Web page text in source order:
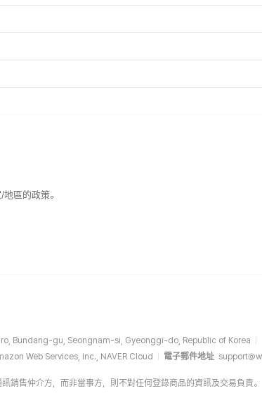
區的政策。
Bundang-gu, Seongnam-si, Gyeonggi-do, Republic of Korea
Web Services, Inc., NAVER Cloud 電子郵件地址
售仲介方，而非當事方，則不對任何登錄商品的資訊及交易負責。